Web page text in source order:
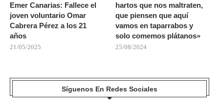
Emer Canarias: Fallece el
joven voluntario Omar
Cabrera Pérez a los 21
años
21/05/2025
hartos que nos maltraten,
que piensen que aquí
vamos en taparrabos y
solo comemos plátanos»
25/08/2024
Síguenos En Redes Sociales